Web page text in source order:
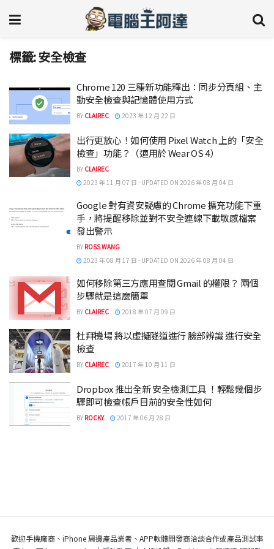
標籤:安全檢查
Chrome 120 三種新功能釋出：同步分頁組、主
動安全檢查與記憶體使用方式
BY CLAIREC 2023 年 12 月 22 日
出行更放心！如何使用 Pixel Watch 上的「安全
檢查」功能？（適用於 Wear OS 4）
BY CLAIREC
2023 年 11 月 07 日 - UPDATED ON 2026 年 08 月 04 日
Google 對有資安疑慮的 Chrome 擴充功能下重
手，將提醒移除並對不安全連線下載敏感檔案
發出警示
BY ROSS WANG
2023 年 08 月 17 日 - UPDATED ON 2026 年 08 月 04 日
如何移除第三方應用查閱 Gmail 的權限？ 兩個
步驟就是這麼簡單
BY CLAIREC 2018 年 07 月 09 日
杜拜機場 將以虛擬隧道進行 臉部辨識 進行安全
檢查
BY CLAIREC 2017 年 10 月 11 日
Dropbox 推出全新 安全檢測工具 ！輕鬆幾個步
驟即可檢查帳戶目前的安全性如何
BY ROCKY 2017 年 06 月 28 日
歡迎手機廠商、iPhone 周邊產品業者、APP軟體開發商洽談合作或產品測試事